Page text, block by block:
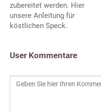
zubereitet werden. Hier
unsere Anleitung für
köstlichen Speck.
User Kommentare